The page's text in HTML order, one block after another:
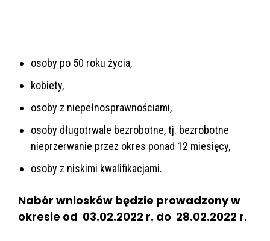
osoby po 50 roku życia,
kobiety,
osoby z niepełnosprawnościami,
osoby długotrwale bezrobotne, tj. bezrobotne
nieprzerwanie przez okres ponad 12 miesięcy,
osoby z niskimi kwalifikacjami.
Nabór wniosków będzie prowadzony w
okresie od 03.02.2022 r. do 28.02.2022 r.